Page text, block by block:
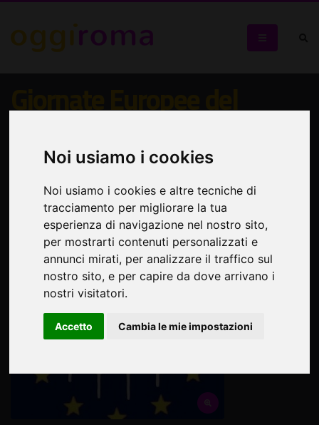
Noi usiamo i cookies
Noi usiamo i cookies e altre tecniche di
tracciamento per migliorare la tua
esperienza di navigazione nel nostro sito,
per mostrarti contenuti personalizzati e
annunci mirati, per analizzare il traffico sul
nostro sito, e per capire da dove arrivano i
nostri visitatori.
Accetto Cambia le mie impostazioni
Giornate Europee del
Giornate del Patrimonio